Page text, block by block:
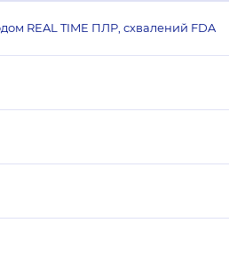
REAL TIME ПЛР, схвалений FDA